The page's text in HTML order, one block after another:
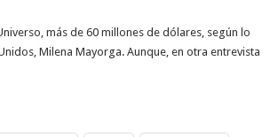
más de 60 millones de dólares, según lo
Milena Mayorga. Aunque, en otra entrevista